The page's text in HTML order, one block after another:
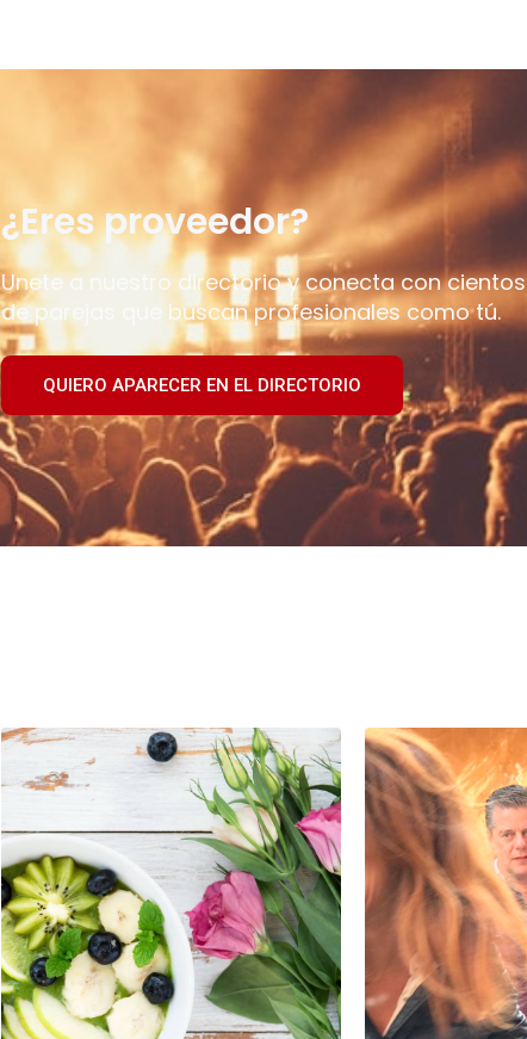
¿Eres proveedor?
Unete a nuestro directorio y conecta con cientos
de parejas que buscan profesionales como tú.
QUIERO APARECER EN EL DIRECTORIO